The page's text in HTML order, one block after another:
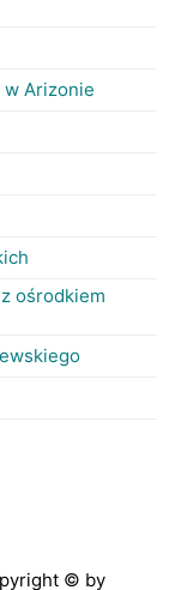
Arizonie
ośrodkiem
© by